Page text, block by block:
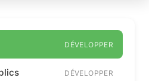
DÉVELOPPER
DÉVELOPPER